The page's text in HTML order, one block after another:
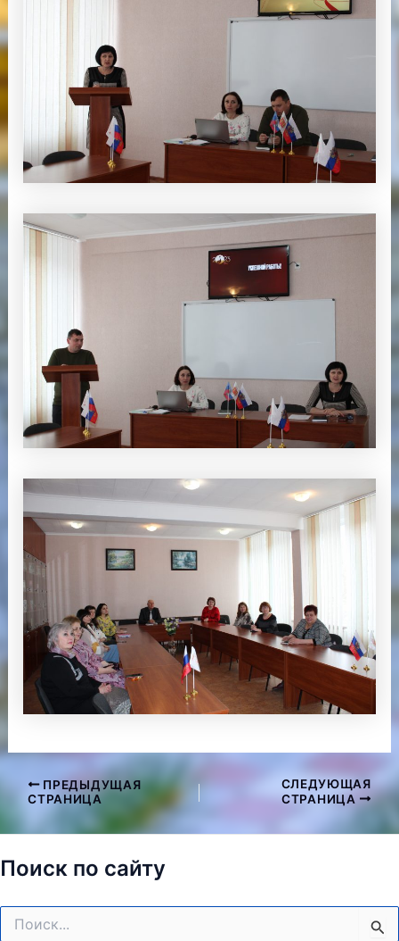
Навигация
записям
ПРЕДЫДУЩАЯ
СТРАНИЦА
СЛЕДУЮЩАЯ
СТРАНИЦА
Поиск по сайту